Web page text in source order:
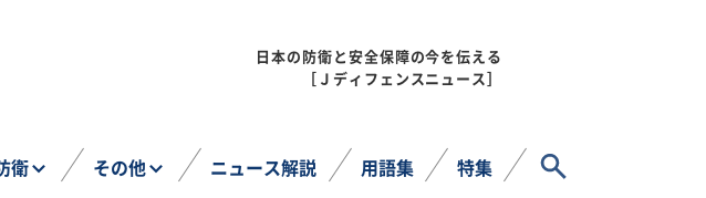
日本の防衛と安全保障の今を伝える
［Ｊディフェンスニュース］
衛 その他 ニュース解説 用語集 特集